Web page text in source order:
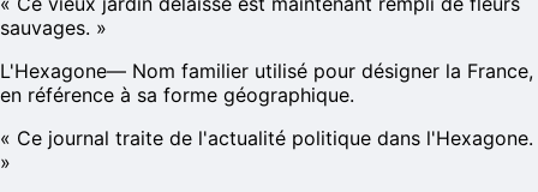
sauvages. »
L'Hexagone— Nom familier utilisé pour désigner la France,
en référence à sa forme géographique.
« Ce journal traite de l'actualité politique dans l'Hexagone.
»